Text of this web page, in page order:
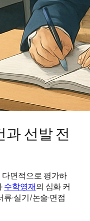
선발 전
면적으로 평가하
수학영재의 심화 커
·실기/논술·면접